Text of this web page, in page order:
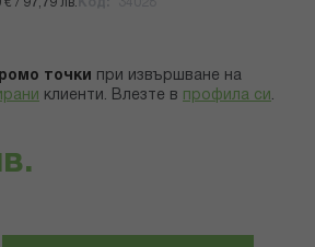
/ 97,79 лв.
точки
при извършване на
клиенти. Влезте в профила си .